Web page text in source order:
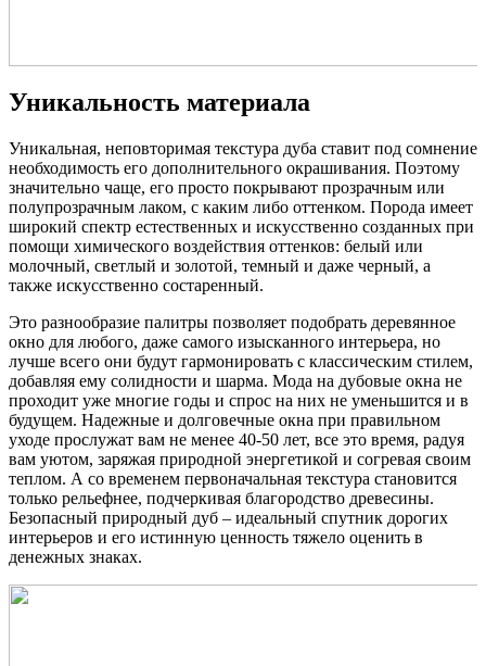
Уникальность материала
Уникальная, неповторимая текстура дуба ставит под сомнение
необходимость его дополнительного окрашивания. Поэтому
значительно чаще, его просто покрывают прозрачным или
полупрозрачным лаком, с каким либо оттенком. Порода имеет
широкий спектр естественных и искусственно созданных при
помощи химического воздействия оттенков: белый или
молочный, светлый и золотой, темный и даже черный, а
также искусственно состаренный.
Это разнообразие палитры позволяет подобрать деревянное
окно для любого, даже самого изысканного интерьера, но
лучше всего они будут гармонировать с классическим стилем,
добавляя ему солидности и шарма. Мода на дубовые окна не
проходит уже многие годы и спрос на них не уменьшится и в
будущем. Надежные и долговечные окна при правильном
уходе прослужат вам не менее 40-50 лет, все это время, радуя
вам уютом, заряжая природной энергетикой и согревая своим
теплом. А со временем первоначальная текстура становится
только рельефнее, подчеркивая благородство древесины.
Безопасный природный дуб – идеальный спутник дорогих
интерьеров и его истинную ценность тяжело оценить в
денежных знаках.